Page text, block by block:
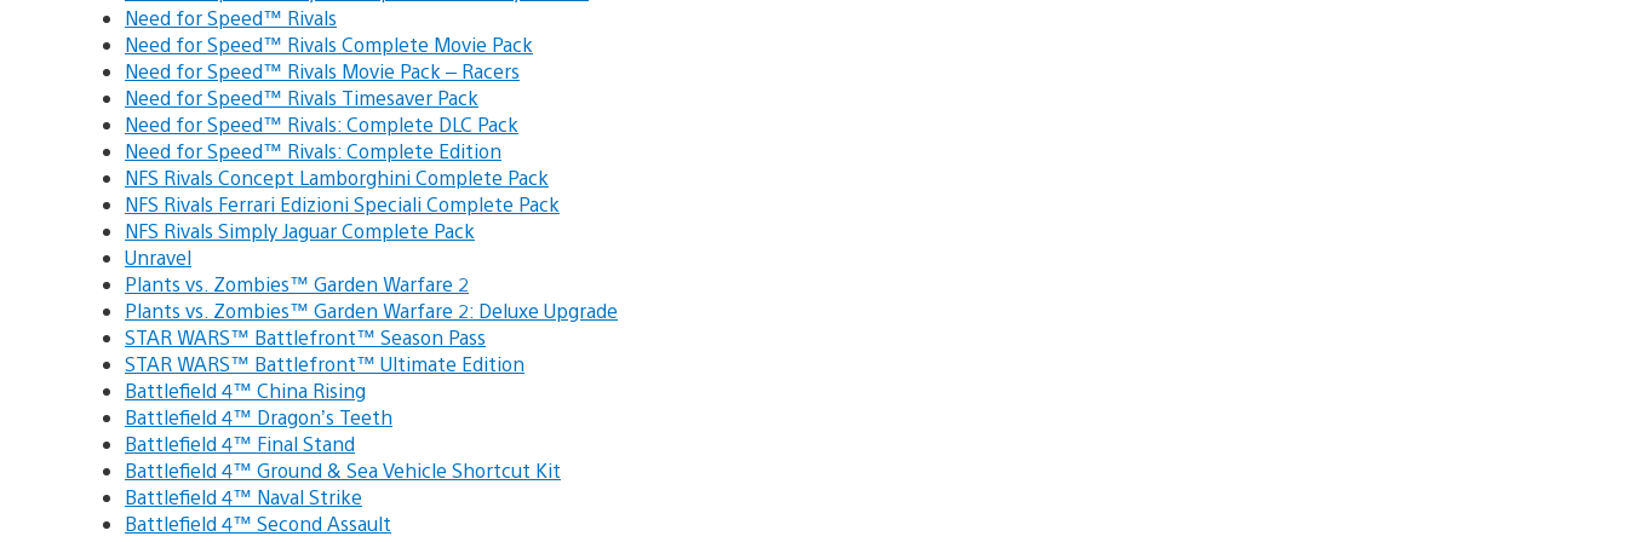
Need for Speed™ Rivals
Need for Speed™ Rivals Complete Movie Pack
Need for Speed™ Rivals Movie Pack – Racers
Need for Speed™ Rivals Timesaver Pack
Need for Speed™ Rivals: Complete DLC Pack
Need for Speed™ Rivals: Complete Edition
NFS Rivals Concept Lamborghini Complete Pack
NFS Rivals Ferrari Edizioni Speciali Complete Pack
NFS Rivals Simply Jaguar Complete Pack
Unravel
Plants vs. Zombies™ Garden Warfare 2
Plants vs. Zombies™ Garden Warfare 2: Deluxe Upgrade
STAR WARS™ Battlefront™ Season Pass
STAR WARS™ Battlefront™ Ultimate Edition
Battlefield 4™ China Rising
Battlefield 4™ Dragon’s Teeth
Battlefield 4™ Final Stand
Battlefield 4™ Ground & Sea Vehicle Shortcut Kit
Battlefield 4™ Naval Strike
Battlefield 4™ Second Assault